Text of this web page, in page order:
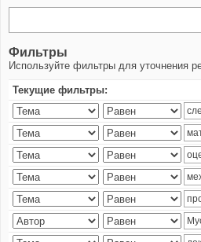
Фильтры
Используйте фильтры для уточнения
Текущие фильтры: